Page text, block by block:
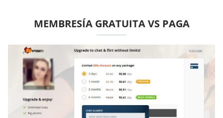
MEMBRESÍA GRATUITA VS PAGA